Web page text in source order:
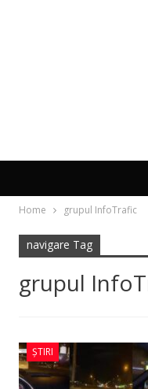
Home grupul InfoTrafic
navigare Tag
grupul
ȘTIRI